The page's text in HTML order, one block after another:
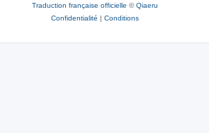
Traduction française officielle ©Qiaeru
Confidentialité | Conditions